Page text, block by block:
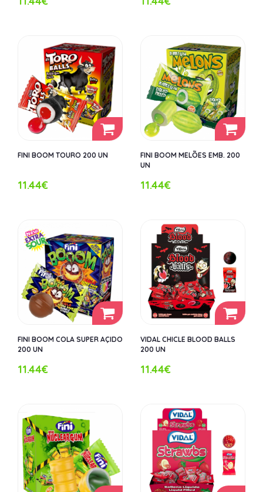
FINI BOOM TOURO 200 UN
11.44€
FINI BOOM MELÕES EMB. 200
UN
11.44€
FINI BOOM COLA SUPER AÇIDO
200 UN
11.44€
VIDAL CHICLE BLOOD BALLS
200 UN
11.44€